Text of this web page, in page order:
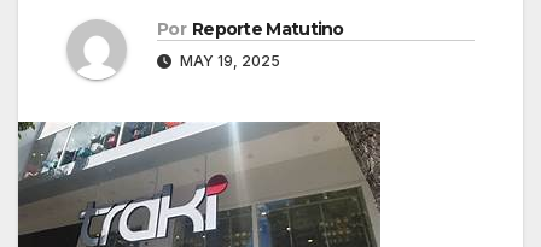
Por Reporte Matutino
MAY 19, 2025